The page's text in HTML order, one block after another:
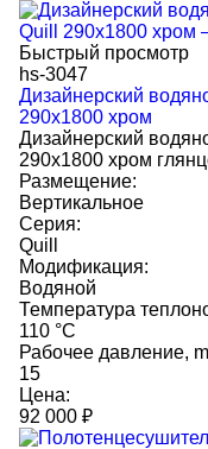
Быстрый просмотр
hs-3047
Дизайнерский
290x1800 хром
Дизайнерский
290x1800 хром
Размещение:
Вертикальное
Серия:
Quill
Модификация:
Водяной
Температура
110 °C
Рабочее давление,
15
Цена:
92 000 ₽